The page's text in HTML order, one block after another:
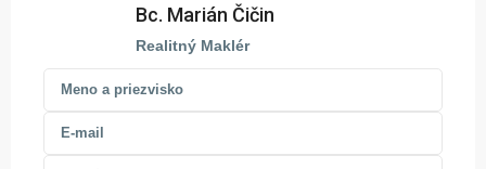
Bc. Marián Čičin
Realitný Maklér